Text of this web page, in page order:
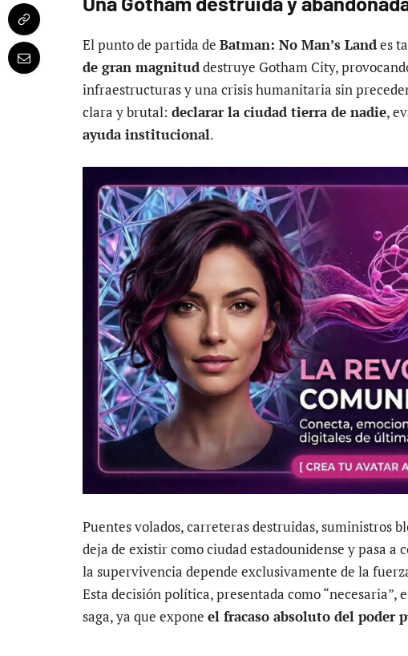
El punto de partida de Batman: No Man’s Landes
de gran magnituddestruye Gotham City,
infraestructuras y una crisis humanitaria sin
clara y brutal: declarar la ciudad tierra de nadie,
ayuda institucional.
Puentes volados, carreteras destruidas, suministros
deja de existir como ciudad estadounidense y pasa a
la supervivencia depende exclusivamente de la
Esta decisión política, presentada como “necesaria”,
saga, ya que expone el fracaso absoluto del poder